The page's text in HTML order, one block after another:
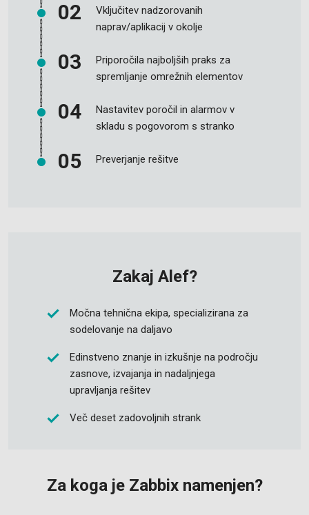
Vključitev nadzorovanih
naprav/aplikacij v okolje
Priporočila najboljših praks za
spremljanje omrežnih elementov
Nastavitev poročil in alarmov v
skladu s pogovorom s stranko
Preverjanje rešitve
Zakaj Alef?
Močna tehnična ekipa, specializirana za
sodelovanje na daljavo
Edinstveno znanje in izkušnje na področju
zasnove, izvajanja in nadaljnjega
upravljanja rešitev
Več deset zadovoljnih strank
Za koga je Zabbix namenjen?